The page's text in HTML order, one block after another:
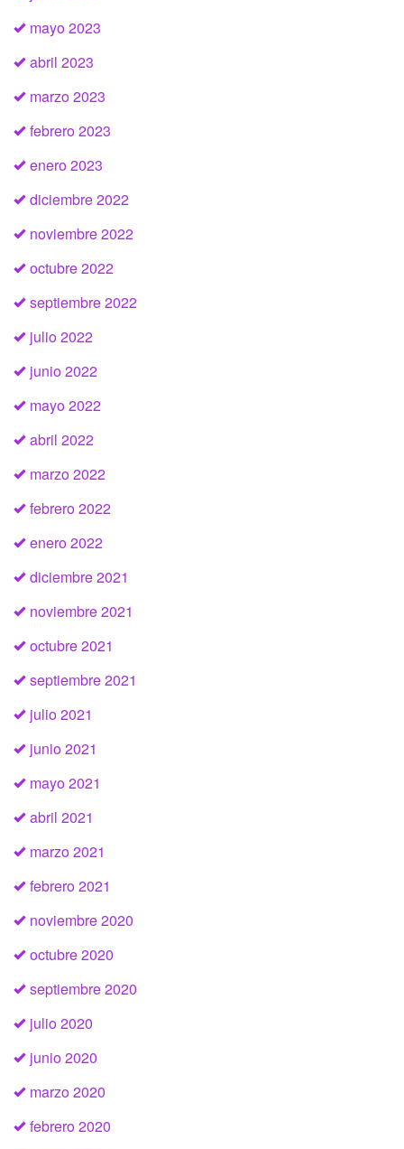
mayo 2023
abril 2023
marzo 2023
febrero 2023
enero 2023
diciembre 2022
noviembre 2022
octubre 2022
septiembre 2022
julio 2022
junio 2022
mayo 2022
abril 2022
marzo 2022
febrero 2022
enero 2022
diciembre 2021
noviembre 2021
octubre 2021
septiembre 2021
julio 2021
junio 2021
mayo 2021
abril 2021
marzo 2021
febrero 2021
noviembre 2020
octubre 2020
septiembre 2020
julio 2020
junio 2020
marzo 2020
febrero 2020